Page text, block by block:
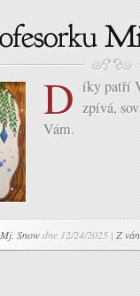
D íky patří
zpívá,
Vám.
Mj. Snowdne 12/24/2025 | Z